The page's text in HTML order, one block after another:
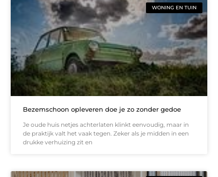
WONING EN TUIN
Bezemschoon opleveren doe je zo zonder gedoe
Je oude huis netjes achterlaten klinkt eenvoudig, maar in
de praktijk valt het vaak tegen. Zeker als je midden in een
drukke verhuizing zit en